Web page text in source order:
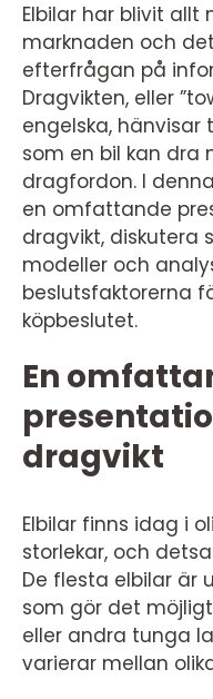
Elbilar har blivit allt
marknaden och
efterfrågan på
Dragvikten, eller
engelska,
som en bil kan dra
dragfordon. I
en omfattande
dragvikt, diskutera
modeller och
beslutsfaktorerna
köpbeslutet.
En
dragvikt
Elbilar finns idag i
storlekar, och
De flesta elbilar är
som gör det
eller andra tunga
varierar mellan